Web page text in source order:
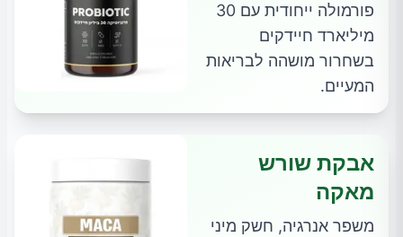
פורמולה ייחודית עם 30
מיליארד חיידקים
בשחרור מושהה לבריאות
המעיים.
אבקת שורש
מאקה
משפר אנרגיה, חשק מיני